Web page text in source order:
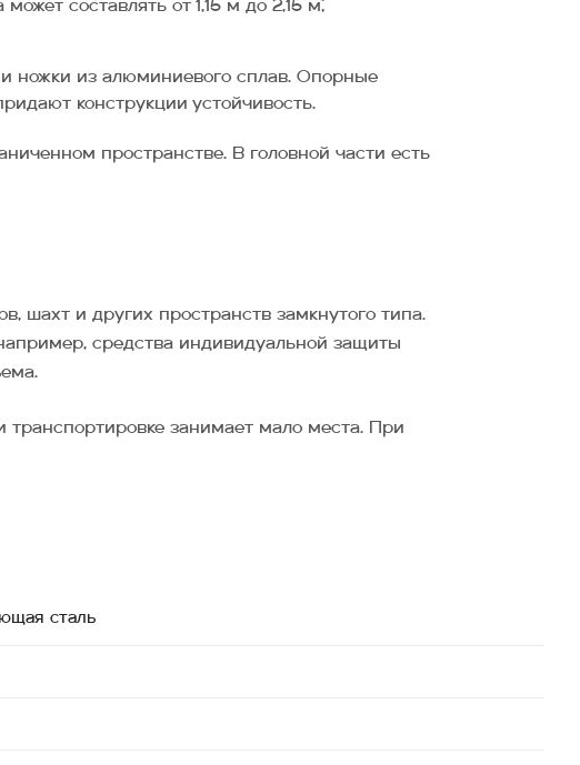
составлять от 1,15 м до 2,15 м;
ножки из алюминиевого сплав. Опорные
конструкции устойчивость.
пространстве. В головной части есть
шахт и других пространств замкнутого типа.
средства индивидуальной защиты
транспортировке занимает мало места. При
сталь